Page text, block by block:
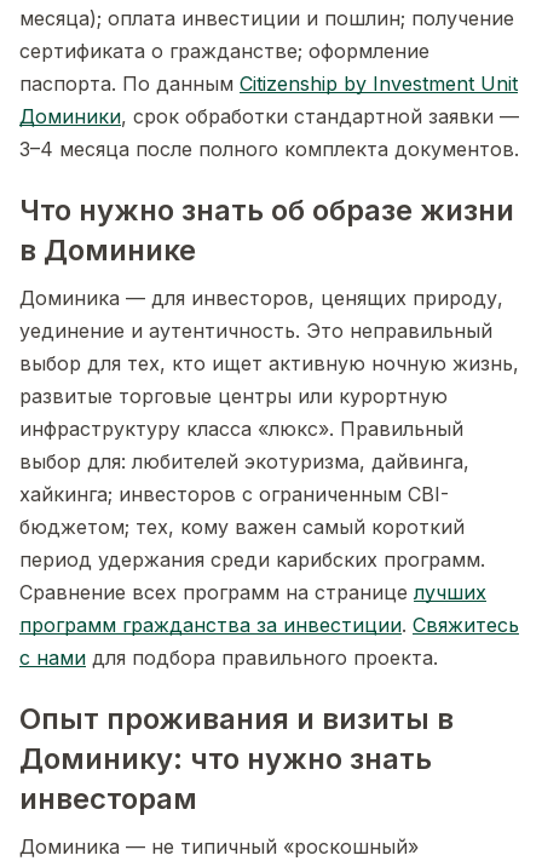
месяца); оплата инвестиции и пошлин; получение
сертификата о гражданстве; оформление
паспорта. По данным Citizenship by Investment Unit
Доминики, срок обработки стандартной заявки —
3–4 месяца после полного комплекта документов.
Что нужно знать об образе жизни
в Доминике
Доминика — для инвесторов, ценящих природу,
уединение и аутентичность. Это неправильный
выбор для тех, кто ищет активную ночную жизнь,
развитые торговые центры или курортную
инфраструктуру класса «люкс». Правильный
выбор для: любителей экотуризма, дайвинга,
хайкинга; инвесторов с ограниченным CBI-
бюджетом; тех, кому важен самый короткий
период удержания среди карибских программ.
Сравнение всех программ на страницелучших
программ гражданства за инвестиции. Свяжитесь
с нами для подбора правильного проекта.
Опыт проживания и визиты в
Доминику: что нужно знать
инвесторам
Доминика — не типичный «роскошный»